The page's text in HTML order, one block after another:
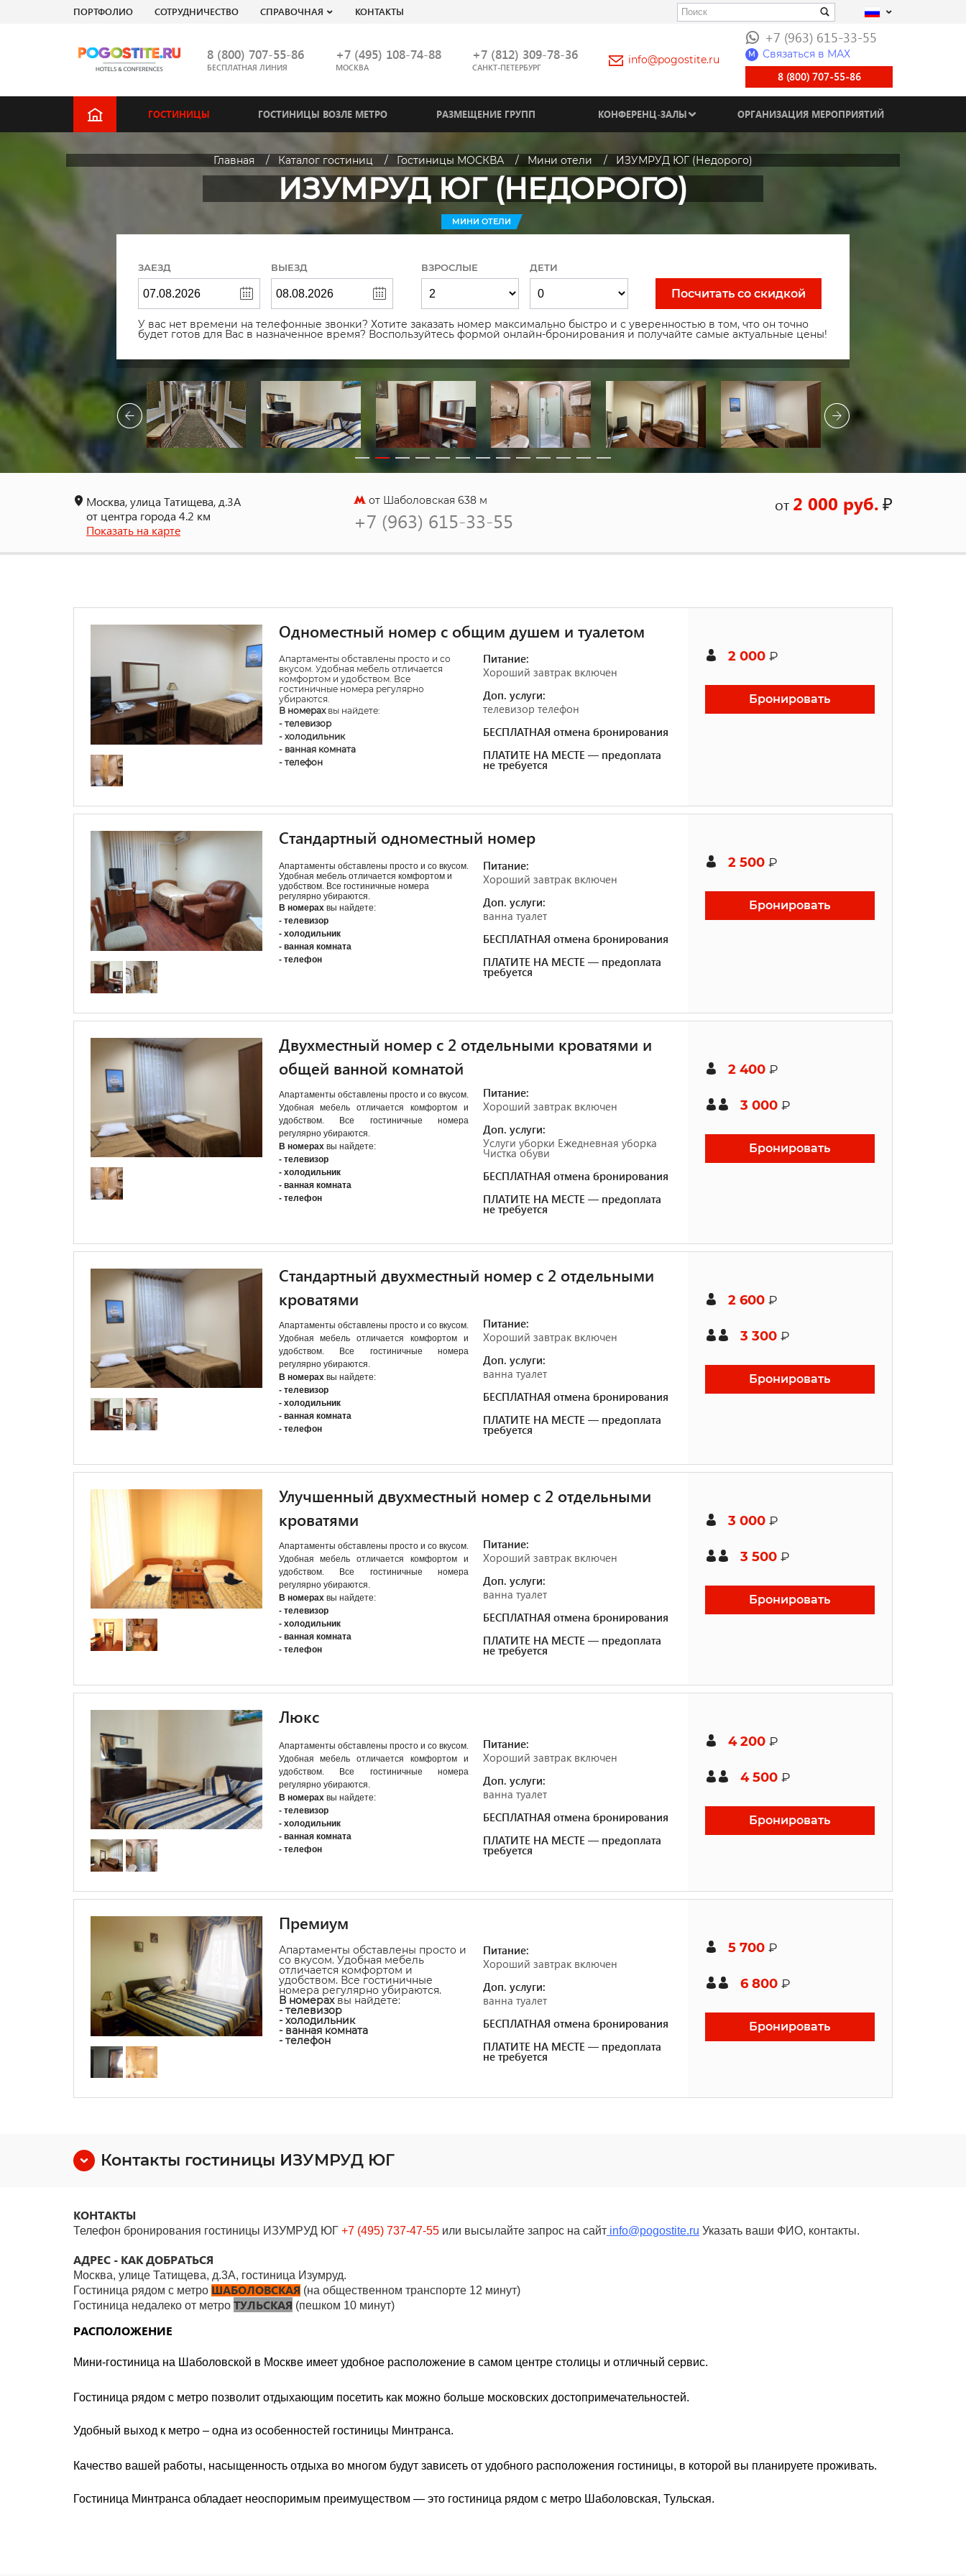
ПОРТФОЛИО СОТРУДНИЧЕСТВО СПРАВОЧНАЯ КОНТАКТЫ
8 (800) 707-55-86
БЕСПЛАТНАЯ ЛИНИЯ
+7 (495) 108-74-88
МОСКВА
+7 (812) 309-78-36
САНКТ-ПЕТЕРБУРГ
info@pogostite.ru
+7 (963) 615-33-55
M Связаться в МАХ
8 (800) 707-55-86
ГОСТИНИЦЫ ГОСТИНИЦЫ ВОЗЛЕ МЕТРО РАЗМЕЩЕНИЕ ГРУПП КОНФЕРЕНЦ-ЗАЛЫ ОРГАНИЗАЦИЯ МЕРОПРИЯТИЙ
Главная Каталог гостиниц Гостиницы МОСКВА Мини отели ИЗУМРУД ЮГ (Недорого)
ИЗУМРУД ЮГ (НЕДОРОГО)
МИНИ ОТЕЛИ
ЗАЕЗД ВЫЕЗД ВЗРОСЛЫЕ ДЕТИ
Посчитать со скидкой
У вас нет времени на телефонные звонки? Хотите заказать номер максимально быстро и с уверенностью в том, что он точно
будет готов для Вас в назначенное время? Воспользуйтесь формой онлайн-бронирования и получайте самые актуальные цены!
Москва, улица Татищева, д.3А
от центра города 4.2 км
Показать на карте
от Шаболовская 638 м
+7 (963) 615-33-55
от 2 000 руб.₽
Одноместный номер с общим душем и туалетом
Апартаменты обставлены просто и со
вкусом. Удобная мебель отличается
комфортом и удобством. Все
гостиничные номера регулярно
убираются.
В номерахвы найдете:
- телевизор
- холодильник
- ванная комната
- телефон
Питание:
Хороший завтрак включен
Доп. услуги:
телевизор телефон
БЕСПЛАТНАЯ отмена бронирования
ПЛАТИТЕ НА МЕСТЕ — предоплата
не требуется
2 000 ₽
Бронировать
Стандартный одноместный номер
Апартаменты обставлены просто и со вкусом.
Удобная мебель отличается комфортом и
удобством. Все гостиничные номера
регулярно убираются.
В номерахвы найдете:
- телевизор
- холодильник
- ванная комната
- телефон
Питание:
Хороший завтрак включен
Доп. услуги:
ванна туалет
БЕСПЛАТНАЯ отмена бронирования
ПЛАТИТЕ НА МЕСТЕ — предоплата
требуется
2 500 ₽
Бронировать
Двухместный номер с 2 отдельными кроватями и
общей ванной комнатой
Апартаменты обставлены просто и со вкусом.
Удобная мебель отличается комфортом и
удобством. Все гостиничные номера
регулярно убираются.
В номерахвы найдете:
- телевизор
- холодильник
- ванная комната
- телефон
Питание:
Хороший завтрак включен
Доп. услуги:
Услуги уборки Ежедневная уборка
Чистка обуви
БЕСПЛАТНАЯ отмена бронирования
ПЛАТИТЕ НА МЕСТЕ — предоплата
не требуется
2 400 ₽
3 000 ₽
Бронировать
Стандартный двухместный номер с 2 отдельными
кроватями
Апартаменты обставлены просто и со вкусом.
Удобная мебель отличается комфортом и
удобством. Все гостиничные номера
регулярно убираются.
В номерахвы найдете:
- телевизор
- холодильник
- ванная комната
- телефон
Питание:
Хороший завтрак включен
Доп. услуги:
ванна туалет
БЕСПЛАТНАЯ отмена бронирования
ПЛАТИТЕ НА МЕСТЕ — предоплата
требуется
2 600 ₽
3 300 ₽
Бронировать
Улучшенный двухместный номер с 2 отдельными
кроватями
Апартаменты обставлены просто и со вкусом.
Удобная мебель отличается комфортом и
удобством. Все гостиничные номера
регулярно убираются.
В номерахвы найдете:
- телевизор
- холодильник
- ванная комната
- телефон
Питание:
Хороший завтрак включен
Доп. услуги:
ванна туалет
БЕСПЛАТНАЯ отмена бронирования
ПЛАТИТЕ НА МЕСТЕ — предоплата
не требуется
3 000 ₽
3 500 ₽
Бронировать
Люкс
Апартаменты обставлены просто и со вкусом.
Удобная мебель отличается комфортом и
удобством. Все гостиничные номера
регулярно убираются.
В номерахвы найдете:
- телевизор
- холодильник
- ванная комната
- телефон
Питание:
Хороший завтрак включен
Доп. услуги:
ванна туалет
БЕСПЛАТНАЯ отмена бронирования
ПЛАТИТЕ НА МЕСТЕ — предоплата
требуется
4 200 ₽
4 500 ₽
Бронировать
Премиум
Апартаменты обставлены просто и
со вкусом. Удобная мебель
отличается комфортом и
удобством. Все гостиничные
номера регулярно убираются.
В номерахвы найдете:
- телевизор
- холодильник
- ванная комната
- телефон
Питание:
Хороший завтрак включен
Доп. услуги:
ванна туалет
БЕСПЛАТНАЯ отмена бронирования
ПЛАТИТЕ НА МЕСТЕ — предоплата
не требуется
5 700 ₽
6 800 ₽
Бронировать
Контакты гостиницы ИЗУМРУД ЮГ
КОНТАКТЫ
Телефон бронирования гостиницы ИЗУМРУД ЮГ +7 (495) 737-47-55 или высылайте запрос на сайт info@pogostite.ru Указать ваши ФИО, контакты.
АДРЕС - КАК ДОБРАТЬСЯ
Москва, улице Татищева, д.3А, гостиница Изумруд.
Гостиница рядом с метро ШАБОЛОВСКАЯ (на общественном транспорте 12 минут)
Гостиница недалеко от метро ТУЛЬСКАЯ (пешком 10 минут)
РАСПОЛОЖЕНИЕ
Мини-гостиница на Шаболовской в Москве имеет удобное расположение в самом центре столицы и отличный сервис.
Гостиница рядом с метро позволит отдыхающим посетить как можно больше московских достопримечательностей.
Удобный выход к метро – одна из особенностей гостиницы Минтранса.
Качество вашей работы, насыщенность отдыха во многом будут зависеть от удобного расположения гостиницы, в которой вы планируете проживать.
Гостиница Минтранса обладает неоспоримым преимуществом — это гостиница рядом с метро Шаболовская, Тульская.